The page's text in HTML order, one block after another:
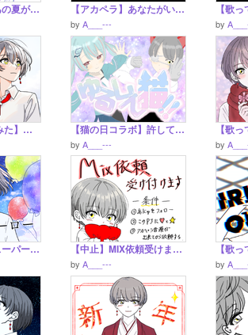
【歌ってみた】あの夏が飽和する／あにゅ 【アカペラ】あなたがいることで／あにゅ
by A___--- by
【新年祭 歌ってみた】地球儀／あにゅ 【猫の日コラボ】許して猫／水瀬涼音×あにゅ
by A___--- by
【歌ってみた】スーパーヒーロー／あにゅ 【中止】MIX依頼受けます！！
by A___--- by